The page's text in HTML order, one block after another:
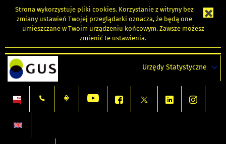
Strona wykorzystuje pliki cookies. Korzystanie z witryny bez
zmiany ustawień Twojej przeglądarki oznacza, że będą one
umieszczane w Twoim urządzeniu końcowym. Zawsze możesz
zmienić te ustawienia.
Urzędy Statystyczne